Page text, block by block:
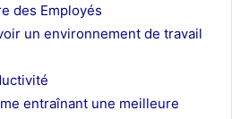
des Employés
un environnement de travail
entraînant une meilleure